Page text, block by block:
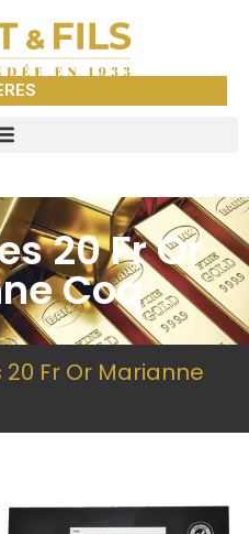
20 Fr Or
Coq
Fr Or Marianne